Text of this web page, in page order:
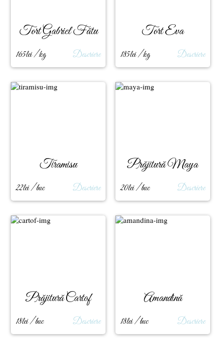
Tort Gabriel Fătu
165lei / kg Descriere
Tort Eva
185lei / kg Descriere
Tiramisu
22lei / buc Descriere
Prăjitură Maya
20lei / buc Descriere
Prăjitură Cartof
18lei / buc Descriere
Amandină
18lei / buc Descriere